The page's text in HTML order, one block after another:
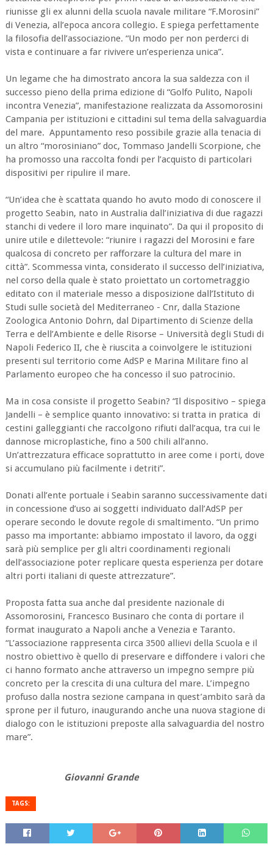
riunisse gli ex alunni della scuola navale militare “F.Morosini”
di Venezia, all’epoca ancora collegio. E spiega perfettamente
la filosofia dell’associazione. “Un modo per non perderci di
vista e continuare a far rivivere un’esperienza unica”.
Un legame che ha dimostrato ancora la sua saldezza con il
successo pieno della prima edizione di “Golfo Pulito, Napoli
incontra Venezia”, manifestazione realizzata da Assomorosini
Campania per istituzioni e cittadini sul tema della salvaguardia
del mare. Appuntamento reso possibile grazie alla tenacia di
un altro “morosiniano” doc, Tommaso Jandelli Scorpione, che
ha promosso una raccolta fondi per l’acquisto di particolari
dispositivi per ripulire il mare.
“Un’idea che è scattata quando ho avuto modo di conoscere il
progetto Seabin, nato in Australia dall’iniziativa di due ragazzi
stanchi di vedere il loro mare inquinato”. Da qui il proposito di
unire utile e dilettevole: “riunire i ragazzi del Morosini e fare
qualcosa di concreto per rafforzare la cultura del mare in
città”. Scommessa vinta, considerato il successo dell’iniziativa,
nel corso della quale è stato proiettato un cortometraggio
editato con il materiale messo a disposizione dall’Istituto di
Studi sulle società del Mediterraneo - Cnr, dalla Stazione
Zoologica Antonio Dohrn, dal Dipartimento di Scienze della
Terra e dell’Ambiente e delle Risorse – Università degli Studi di
Napoli Federico II, che è riuscita a coinvolgere le istituzioni
presenti sul territorio come AdSP e Marina Militare fino al
Parlamento europeo che ha concesso il suo patrocinio.
Ma in cosa consiste il progetto Seabin? “Il dispositivo – spiega
Jandelli – è semplice quanto innovativo: si tratta in pratica di
cestini galleggianti che raccolgono rifiuti dall’acqua, tra cui le
dannose microplastiche, fino a 500 chili all’anno.
Un’attrezzatura efficace soprattutto in aree come i porti, dove
si accumulano più facilmente i detriti”.
Donati all’ente portuale i Seabin saranno successivamente dati
in concessione d’uso ai soggetti individuato dall’AdSP per
operare secondo le dovute regole di smaltimento. “Un primo
passo ma importante: abbiamo impostato il lavoro, da oggi
sarà più semplice per gli altri coordinamenti regionali
dell’associazione poter replicare questa esperienza per dotare
altri porti italiani di queste attrezzature”.
Proposta fatta sua anche dal presidente nazionale di
Assomorosini, Francesco Businaro che conta di portare il
format inaugurato a Napoli anche a Venezia e Taranto.
“L’associazione rappresenta circa 3500 allievi della Scuola e il
nostro obiettivo è quello di preservare e diffondere i valori che
ci hanno formato anche attraverso un impegno sempre più
concreto per la crescita di una cultura del mare. L’impegno
profuso dalla nostra sezione campana in quest’ambito sarà da
sprone per il futuro, inaugurando anche una nuova stagione di
dialogo con le istituzioni preposte alla salvaguardia del nostro
mare”.
Giovanni Grande
TAGS: